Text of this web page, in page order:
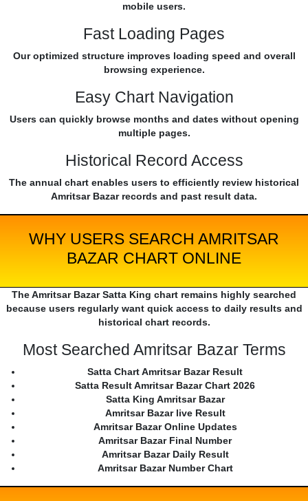
mobile users.
Fast Loading Pages
Our optimized structure improves loading speed and overall
browsing experience.
Easy Chart Navigation
Users can quickly browse months and dates without opening
multiple pages.
Historical Record Access
The annual chart enables users to efficiently review historical
Amritsar Bazar records and past result data.
WHY USERS SEARCH AMRITSAR
BAZAR CHART ONLINE
The Amritsar Bazar Satta King chart remains highly searched
because users regularly want quick access to daily results and
historical chart records.
Most Searched Amritsar Bazar Terms
Satta Chart Amritsar Bazar Result
Satta Result Amritsar Bazar Chart 2026
Satta King Amritsar Bazar
Amritsar Bazar live Result
Amritsar Bazar Online Updates
Amritsar Bazar Final Number
Amritsar Bazar Daily Result
Amritsar Bazar Number Chart